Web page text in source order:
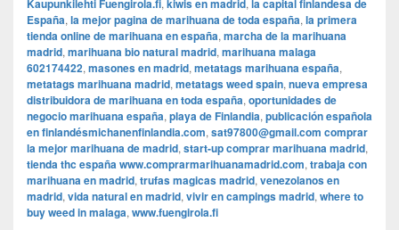
Kaupunkilehti Fuengirola.fi, kiwis en madrid, la capital finlandesa de
España, la mejor pagina de marihuana de toda españa, la primera
tienda online de marihuana en españa, marcha de la marihuana
madrid, marihuana bio natural madrid, marihuana malaga
602174422, masones en madrid, metatags marihuana españa,
metatags marihuana madrid, metatags weed spain, nueva empresa
distribuidora de marihuana en toda españa, oportunidades de
negocio marihuana españa, playa de Finlandia, publicación española
en finlandésmichanenfinlandia.com, sat97800@gmail.com comprar
la mejor marihuana de madrid, start-up comprar marihuana madrid,
tienda thc españa www.comprarmarihuanamadrid.com, trabaja con
marihuana en madrid, trufas magicas madrid, venezolanos en
madrid, vida natural en madrid, vivir en campings madrid, where to
buy weed in malaga, www.fuengirola.fi